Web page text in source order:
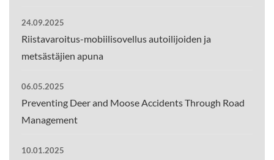
24.09.2025
Riistavaroitus-mobiilisovellus autoilijoiden ja
metsästäjien apuna
06.05.2025
Preventing Deer and Moose Accidents Through Road
Management
10.01.2025